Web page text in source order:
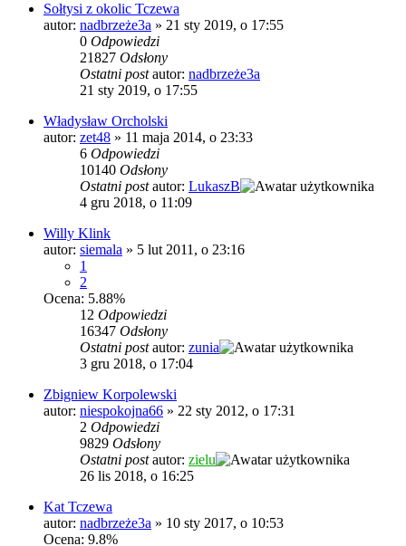
Sołtysi z okolic Tczewa
autor: nadbrzeże3a » 21 sty 2019, o 17:55
0 Odpowiedzi
21827 Odsłony
Ostatni postautor: nadbrzeże3a
21 sty 2019, o 17:55
Władysław Orcholski
autor: zet48 » 11 maja 2014, o 23:33
6 Odpowiedzi
10140 Odsłony
Ostatni postautor: LukaszB
4 gru 2018, o 11:09
Willy Klink
autor: siemala » 5 lut 2011, o 23:16
1
2
Ocena: 5.88%
12 Odpowiedzi
16347 Odsłony
Ostatni postautor: zunia
3 gru 2018, o 17:04
Zbigniew Korpolewski
autor: niespokojna66 » 22 sty 2012, o 17:31
2 Odpowiedzi
9829 Odsłony
Ostatni postautor: zielu
26 lis 2018, o 16:25
Kat Tczewa
autor: nadbrzeże3a » 10 sty 2017, o 10:53
Ocena: 9.8%